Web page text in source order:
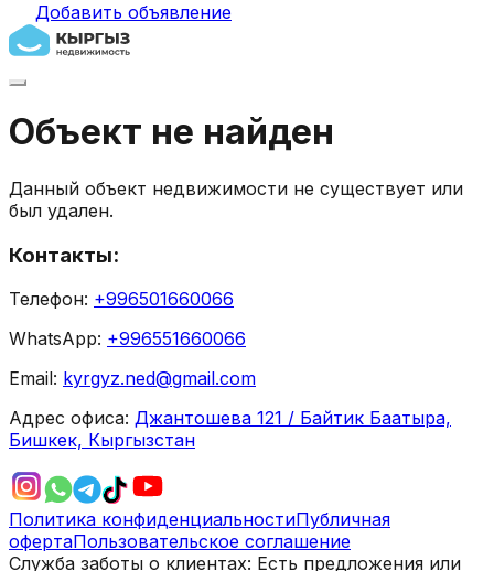
Добавить объявление
Объект не найден
Данный объект недвижимости не существует или
был удален.
Контакты:
Телефон: +996501660066
WhatsApp: +996551660066
Email: kyrgyz.ned@gmail.com
Адрес офиса: Джантошева 121 / Байтик Баатыра,
Бишкек, Кыргызстан
Политика конфиденциальностиПубличная
офертаПользовательское соглашение
Служба заботы о клиентах: Есть предложения или